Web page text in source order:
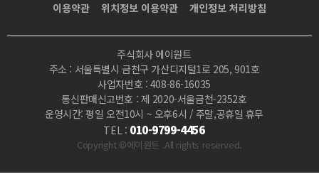
면
마
이용약관 위치정보 이용약관 개인정보 처리방침
주식회사 에이원트
주소 : 서울특별시 금천구 가산디지털1로 205, 901호
사업자번호 : 408-86-16035
통신판매신고번호 : 제 2020-서울금천-2352호
운영시간: 평일 오전10시 ~ 오후6시 / 주말,공휴일 휴무
TEL : 010-9799-4456
Copyright ©에이원트 .All rights reserved.